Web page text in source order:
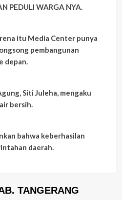
PEDULI WARGA NYA.
itu Media Center punya
pembangunan
depan.
Siti Juleha, mengaku
bersih.
bahwa keberhasilan
daerah.
TANGERANG